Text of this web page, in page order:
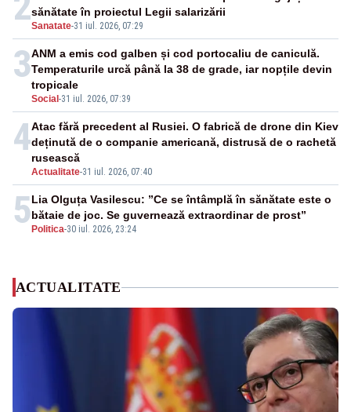
Sanatate-31 iul. 2026, 07:29
sănătate în proiectul Legii salarizării
3
Social -31 iul. 2026, 07:39
ANM a emis cod galben și cod portocaliu de caniculă.
Temperaturile urcă până la 38 de grade, iar nopțile devin
tropicale
4
Actualitate-31 iul. 2026, 07:40
Atac fără precedent al Rusiei. O fabrică de drone din Kiev
deținută de o companie americană, distrusă de o rachetă
rusească
5 Politica-30 iul. 2026, 23:24
Lia Olguța Vasilescu: ”Ce se întâmplă în sănătate este o
bătaie de joc. Se guvernează extraordinar de prost”
ACTUALITATE